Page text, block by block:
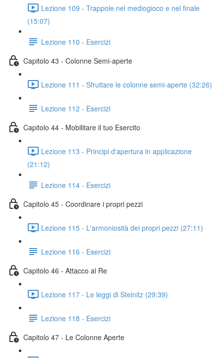
Lezione 109 - Trappole nel mediogioco e nel finale
(15:07)
Lezione 110 - Esercizi
Capitolo 43 - Colonne Semi-aperte
Lezione 111 - Sfruttare le colonne semi-aperte (32:26)
Lezione 112 - Esercizi
Capitolo 44 - Mobilitare il tuo Esercito
Lezione 113 - Principi d'apertura in applicazione
(21:12)
Lezione 114 - Esercizi
Capitolo 45 - Coordinare i propri pezzi
Lezione 115 - L'armoniosità dei propri pezzi (27:11)
Lezione 116 - Esercizi
Capitolo 46 - Attacco al Re
Lezione 117 - Le leggi di Steinitz (29:39)
Lezione 118 - Esercizi
Capitolo 47 - Le Colonne Aperte